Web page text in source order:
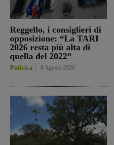
Reggello, i consiglieri di
opposizione: “La TARI
2026 resta più alta di
quella del 2022”
Politica 8 Agosto 2026